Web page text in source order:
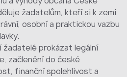
žadatelům, kteří si k zemi
osobní a praktickou vazbu
žadatelé prokázat legální
začlenění do české
finanční spolehlivost a